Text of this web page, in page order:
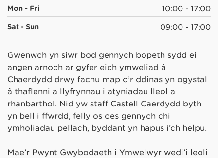
Mon - Fri 10:00 - 17:00
Sat - Sun 09:00 - 17:00
Gwenwch yn siŵr bod gennych bopeth sydd ei
angen arnoch ar gyfer eich ymweliad â
Chaerdydd drwy fachu map o’r ddinas yn ogystal
â thaflenni a llyfrynnau i atyniadau lleol a
rhanbarthol. Nid yw staff Castell Caerdydd byth
yn bell i ffwrdd, felly os oes gennych chi
ymholiadau pellach, byddant yn hapus i’ch helpu.
Mae’r Pwynt Gwybodaeth i Ymwelwyr wedi’i leoli